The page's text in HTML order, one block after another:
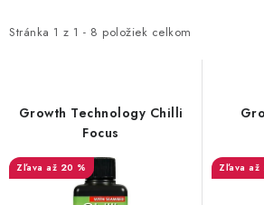
SMART GARDEN
Obchodné podmienky
Predávané značky
Podmienky o ochrane osobných údajov
i
d
u
Stránka 1 z 1 - 8 položiek celkom
e
e
r
o
Growth Technology Chilli
Focus
až 20 % až